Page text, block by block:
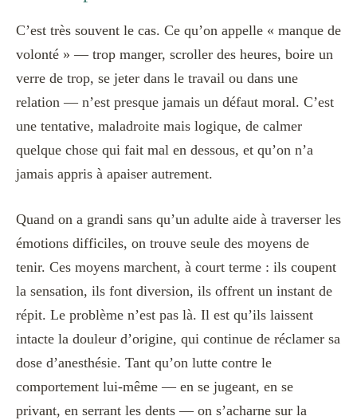
C’est très souvent le cas. Ce qu’on appelle « manque de
volonté » — trop manger, scroller des heures, boire un
verre de trop, se jeter dans le travail ou dans une
relation — n’est presque jamais un défaut moral. C’est
une tentative, maladroite mais logique, de calmer
quelque chose qui fait mal en dessous, et qu’on n’a
jamais appris à apaiser autrement.
Quand on a grandi sans qu’un adulte aide à traverser les
émotions difficiles, on trouve seule des moyens de
tenir. Ces moyens marchent, à court terme : ils coupent
la sensation, ils font diversion, ils offrent un instant de
répit. Le problème n’est pas là. Il est qu’ils laissent
intacte la douleur d’origine, qui continue de réclamer sa
dose d’anesthésie. Tant qu’on lutte contre le
comportement lui-même — en se jugeant, en se
privant, en serrant les dents — on s’acharne sur la